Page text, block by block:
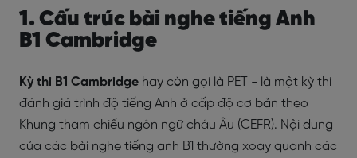
1. Cấu trúc bài nghe tiếng Anh
B1 Cambridge
Kỳ thi B1 Cambridge hay còn gọi là PET - là một kỳ thi
đánh giá trình độ tiếng Anh ở cấp độ cơ bản theo
Khung tham chiếu ngôn ngữ châu Âu (CEFR). Nội dung
của các bài nghe tiếng anh B1 thường xoay quanh các